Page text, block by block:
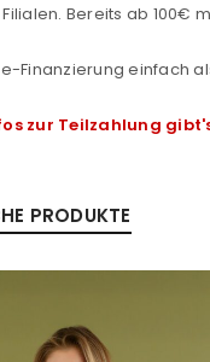
PASSWORT VERGESSEN?
Bereits ab 100€
Finanzierung einfach
zur Teilzahlung
PRODUKTE